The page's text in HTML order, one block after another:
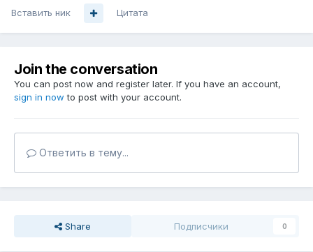
Вставить ник Цитата
Join the conversation
You can post now and register later. If you have an account,
sign in now to post with your account.
Ответить в тему...
Share Подписчики 0